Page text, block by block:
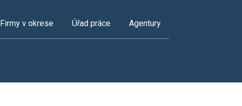
Firmy v okrese Úřad práce Agentury